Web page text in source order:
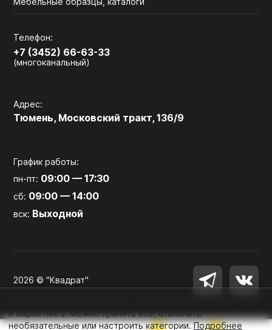
Телефон:
+7 (3452) 66-63-33
(многоканальный)
Адрес:
Тюмень, Московский тракт, 136/9
График работы:
пн-пт: 09:00 — 17:30
сб: 09:00 — 14:00
вск: Выходной
2026 © "Квадрат"
и маркетинга. Можно принять все, отклонить
необязательные или настроить категории.Подробнее